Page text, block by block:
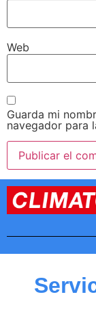
Web
Guarda mi
navegador para